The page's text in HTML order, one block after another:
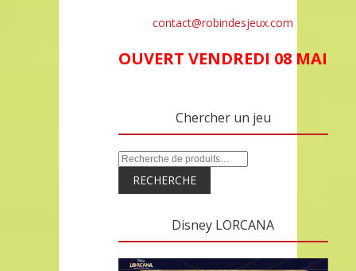
contact@robindesjeux.com
OUVERT VENDREDI 08 MAI
Chercher un jeu
RECHERCHE
Disney LORCANA